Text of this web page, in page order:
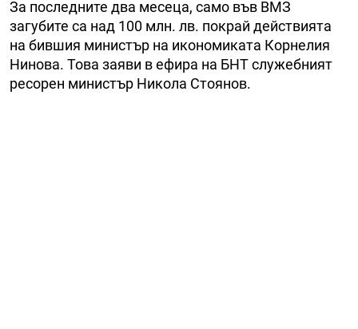
За последните два месеца, само във ВМЗ
загубите са над 100 млн. лв. покрай действията
на бившия министър на икономиката Корнелия
Нинова. Това заяви в ефира на БНТ служебният
ресорен министър Никола Стоянов.